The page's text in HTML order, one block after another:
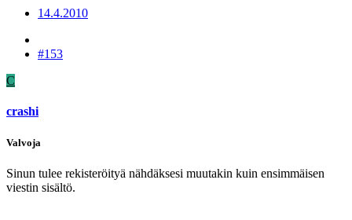
14.4.2010
#153
C
crashi
Valvoja
Sinun tulee rekisteröityä nähdäksesi muutakin kuin ensimmäisen
viestin sisältö.